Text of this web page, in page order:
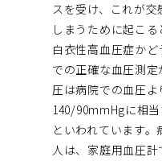
スを受け、これが
しまうために起こる
白衣性高血圧症か
での正確な血圧測
圧は病院での血圧
140/90mmHgに相
といわれています
人は、家庭用血圧